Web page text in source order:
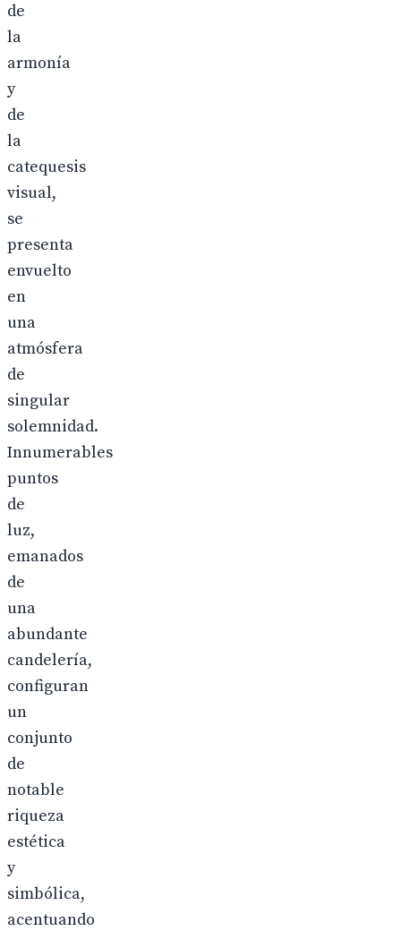
de
la
armonía
y
de
la
catequesis
visual,
se
presenta
envuelto
en
una
atmósfera
de
singular
solemnidad.
Innumerables
puntos
de
luz,
emanados
de
una
abundante
candelería,
configuran
un
conjunto
de
notable
riqueza
estética
y
simbólica,
acentuando